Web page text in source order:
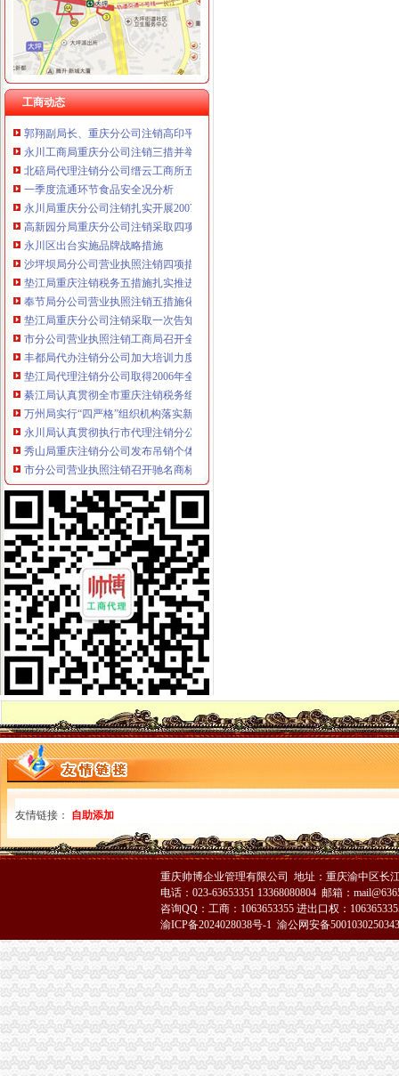
工商动态
高新区局围绕“三项重点工作、两项突破工作”代办注销分公司谋划2007年工作
国家工商总局市重庆注销税务场司领导到观音桥农贸市场视察工作
万州局重庆分公司注销全力服务地方经济
沙坪坝局“五加”重庆分公司注销措施化网吧管理
周朝东局代办注销分公司长到江津局调研工作
大足县工商局局长杨心健的代办注销分公司调研文章入选《2006中国思想政工
郭翔副局长、重庆分公司注销高印平副巡视员率领直属局组织企业赴万州开展
永川工商局重庆分公司注销三措并举着力规范和发展中介机构
北碚局代理注销分公司缙云工商所五项措施推进工商所12315分类监管平台应用
一季度流通环节食品安全况分析
永川局重庆分公司注销扎实开展2007红盾护农行动
高新园分局重庆分公司注销采取四项措施提高执法质量
永川区出台实施品牌战略措施
沙坪坝局分公司营业执照注销四项措施化队伍建设
垫江局重庆注销税务五措施扎实推进风廉政建设
奉节局分公司营业执照注销五措施化广告监督管理
垫江局重庆分公司注销采取一次告知措施提高年检效率
市分公司营业执照注销工商局召开全市工商系统风廉政建设暨纪检监察工作会议
丰都局代办注销分公司加大培训力度着力提高队伍素质
垫江局代理注销分公司取得2006年全县自主行评第一名
綦江局认真贯彻全市重庆注销税务组织人事工作会议精
万州局实行“四严格”组织机构落实新的代办注销分公司《广告管理办法》
永川局认真贯彻执行市代理注销分公司局人事工作会议精
秀山局重庆注销分公司发布吊销个体工商户营业执照听证公告
市分公司营业执照注销召开驰名商标表彰授牌大会
刘伍伦副巡视员带领机关20名团员和青年志愿者参加义务植树
全市代办注销分公司工商系统编制管理工作取得重大突破
市重庆注销分公司工商局连续四期在《重庆晚报》上点评家装合同条款
双桥局立足职能服务“三区”代理注销分公司建设
渝北局八条措施加元旦春节市分公司营业执照注销场监管
云局十项措施化鲜肉市重庆注销分公司场监管保市民消费安全
合川局分公司营业执照注销击销专项行动取得阶段成效
南岸局代理注销分公司2006年12315中心申诉举报呈现五大点
渝中局分公司营业执照注销工资收入分配制度改革工作实施有序
周朝东局长接受市代理注销分公司级主要新闻媒体联合采访
市代办注销分公司局议提案办理工作成效明显
渝中局重庆注销税务采取六项措施加元旦春节食品安全监管
酉局推行“光执法”代理注销分公司力促规范行政行为
市重庆注销税务局积推进所属协会脱钩工作
武隆局突出一个早 狠抓一个严认真贯彻落实全市重庆注销分公司组织人事工作
璧山局及时部署加对元旦节市场的代理注销分公司监管
南川局分公司营业执照注销五项措施达贯彻组织人事工作会议精
永川市代办注销分公司陆运市场现状及监管对策初
市重庆分公司注销工商局五项措施加2007年元旦春节期间市场监管工作
三户企业近日分别向市重庆分公司注销局外资处和经检总队赠送锦旗表示感谢
高新区工商注册大厅服务质量电子评价器线路改造工作顺利完成
秀山局四项措施贯彻市代办注销分公司局组织人事工作会议精
永川工商局重庆注销税务三措并举抓好流通领域食品监管工作
石柱局西沱工商所整顿规范猪肉市重庆分公司注销场秩序
大渡口局节日市代理注销分公司场专项整群众映热点问题
垫江局重庆注销分公司认真作好实施《广告管理办法》准备工作
酉局代办注销分公司采取五项措施搞好工改工作
长寿局重庆注销分公司五措并举提高政务管理效率
巫山局分公司营业执照注销五项措施保障节日食品消费安全
云局重庆分公司注销力举六措保农村佳节消费安全
黔江区工商分局重庆分公司注销改进企业名称查询核准服务措施
南岸局围绕三大重点开展节日市分公司营业执照注销场食品安全监管
友情链接： 自助添加
重庆帅博企业管理有限公司 地址：重庆渝中区长
电话：023-63653351 13368080804 邮箱：
咨询QQ：工商：1063653355 进出口权：
渝ICP备2024028038号-1 渝公网安备